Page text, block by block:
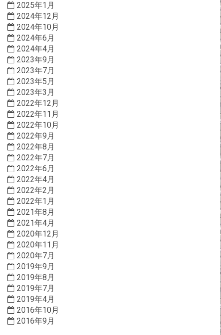
2025年1月
2024年12月
2024年10月
2024年6月
2024年4月
2023年9月
2023年7月
2023年5月
2023年3月
2022年12月
2022年11月
2022年10月
2022年9月
2022年8月
2022年7月
2022年6月
2022年4月
2022年2月
2022年1月
2021年8月
2021年4月
2020年12月
2020年11月
2020年7月
2019年9月
2019年8月
2019年7月
2019年4月
2016年10月
2016年9月